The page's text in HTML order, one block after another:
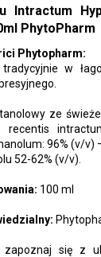
Intractum
PhytoPharm
Phytopharm:
w
ze
recentis
96% (v/v) –
52-62% (v/v).
100 ml
zapoznaj się z